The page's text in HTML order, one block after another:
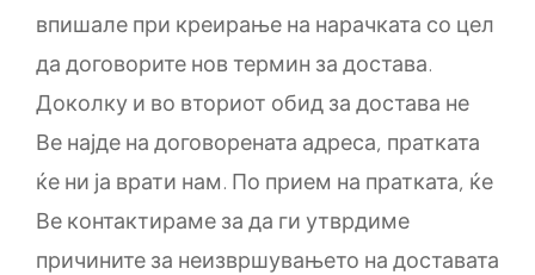
впишале при креирање на нарачката со цел
да договорите нов термин за достава.
Доколку и во вториот обид за достава не
Ве најде на договорената адреса, пратката
ќе ни ја врати нам. По прием на пратката, ќе
Ве контактираме за да ги утврдиме
причините за неизвршувањето на доставата